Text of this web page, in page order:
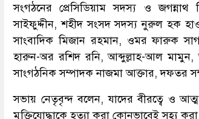
সংগঠনের প্রেসিডিয়াম সদস্য ও জগন্নাথ
সাইফুদ্দীন, শহীদ সংসদ সদস্য নুরুল হক
সাংবাদিক মিজান রহমান, ওমর ফারুক
হারুন-অর রশিদ রনি, আব্দুল্লাহ-আল
সাংগঠনিক সম্পাদক নাজমা আক্তার, দফতর
সভায় নেতৃবৃন্দ বলেন, যাদের বীরত্বে ও
মুক্তিযোদ্ধাকে হত্যা করা কোনভাবেই সহ্য করা